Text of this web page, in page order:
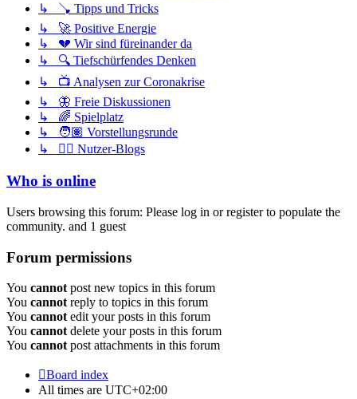
↳ 🪠 Tipps und Tricks
↳ 🚀 Positive Energie
↳ 💔 Wir sind füreinander da
↳ 🔍 Tiefschürfendes Denken
↳ 📺 Analysen zur Coronakrise
↳ 🦋 Freie Diskussionen
↳ 🌈 Spielplatz
↳ 🧑🏽 Vorstellungsrunde
↳ ✍🏽 Nutzer-Blogs
Who is online
Users browsing this forum: Please log in or register to populate the
community. and 1 guest
Forum permissions
You cannot post new topics in this forum
You cannot reply to topics in this forum
You cannot edit your posts in this forum
You cannot delete your posts in this forum
You cannot post attachments in this forum
Board index
All times are UTC+02:00